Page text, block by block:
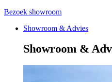
Bezoek showroom
Showroom & Advies
Showroom &